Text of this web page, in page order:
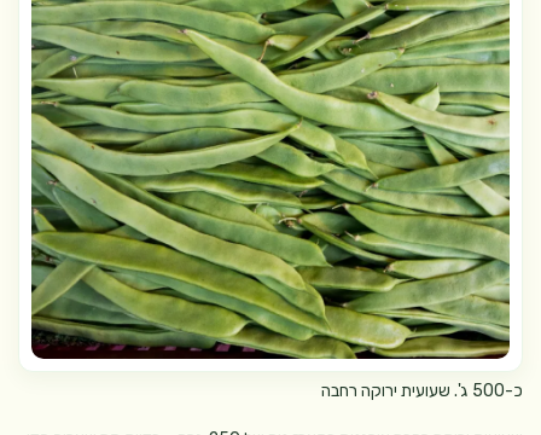
כ-500 ג'. שעועית ירוקה רחבה